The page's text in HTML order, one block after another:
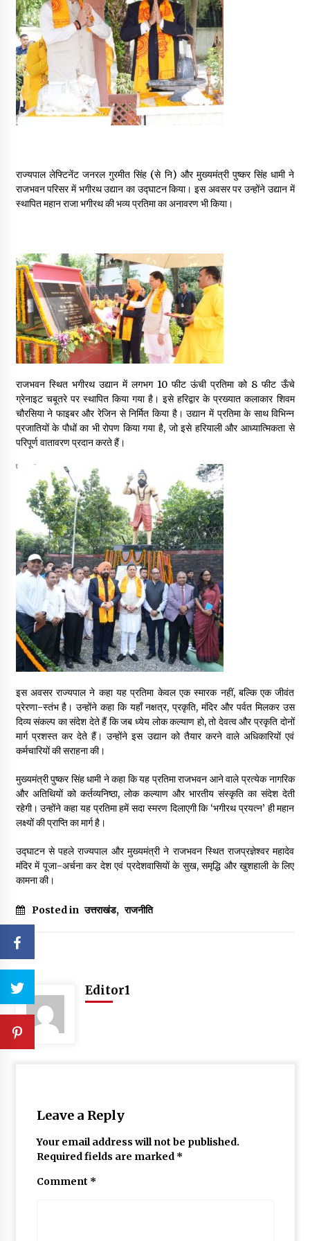
May 16, 2022
Thought Of The Day 14 May
May 14, 2022
Thought Of The Day 13 May
Thought Of The Day 12 May
May 12, 2022
May 11, 2022
Thought Of The Day 10 May
May 10, 2022
May 9, 2022
राज्यपाल लेफ्टिनेंट जनरल गुरमीत सिंह (से नि) और मुख्यमंत्री पुष्कर सिंह धामी ने
राजभवन परिसर में भगीरथ उद्यान का उद्घाटन किया। इस अवसर पर उन्होंने उद्यान में
स्थापित महान राजा भगीरथ की भव्य प्रतिमा का अनावरण भी किया।
राजभवन स्थित भगीरथ उद्यान में लगभग 10 फीट ऊंची प्रतिमा को 8 फीट ऊँचे
ग्रेनाइट चबूतरे पर स्थापित किया गया है। इसे हरिद्वार के प्रख्यात कलाकार शिवम
चौरसिया ने फाइबर और रेजिन से निर्मित किया है। उद्यान में प्रतिमा के साथ विभिन्न
प्रजातियों के पौधों का भी रोपण किया गया है, जो इसे हरियाली और आध्यात्मिकता से
परिपूर्ण वातावरण प्रदान करते हैं।
इस अवसर राज्यपाल ने कहा यह प्रतिमा केवल एक स्मारक नहीं, बल्कि एक जीवंत
प्रेरणा-स्तंभ है। उन्होंने कहा कि यहाँ नक्षत्र, प्रकृति, मंदिर और पर्वत मिलकर उस
दिव्य संकल्प का संदेश देते हैं कि जब ध्येय लोक कल्याण हो, तो देवत्व और प्रकृति दोनों
मार्ग प्रशस्त कर देते हैं। उन्होंने इस उद्यान को तैयार करने वाले अधिकारियों एवं
कर्मचारियों की सराहना की।
मुख्यमंत्री पुष्कर सिंह धामी ने कहा कि यह प्रतिमा राजभवन आने वाले प्रत्येक नागरिक
और अतिथियों को कर्तव्यनिष्ठा, लोक कल्याण और भारतीय संस्कृति का संदेश देती
रहेगी। उन्होंने कहा यह प्रतिमा हमें सदा स्मरण दिलाएगी कि ‘भगीरथ प्रयत्न’ ही महान
लक्ष्यों की प्राप्ति का मार्ग है।
उद्घाटन से पहले राज्यपाल और मुख्यमंत्री ने राजभवन स्थित राजप्रज्ञेश्वर महादेव
मंदिर में पूजा-अर्चना कर देश एवं प्रदेशवासियों के सुख, समृद्धि और खुशहाली के लिए
कामना की।
Posted in उत्तराखंड, राजनीति
Editor1
Leave a Reply
Your email address will not be published.
Required fields are marked *
Comment *